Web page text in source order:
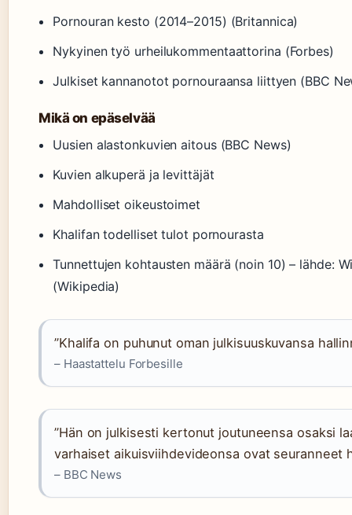
Pornouran kesto (2014–2015) (Britannica)
Nykyinen työ urheilukommentaattorina (Forbes)
Julkiset kannanotot pornouraansa liittyen (BBC
Mikä on epäselvää
Uusien alastonkuvien aitous (BBC News)
Kuvien alkuperä ja levittäjät
Mahdolliset oikeustoimet
Khalifan todelliset tulot pornourasta
Tunnettujen kohtausten määrä (noin 10) – lähde:
(Wikipedia)
”Khalifa on puhunut oman julkisuuskuvansa
– Haastattelu Forbesille
”Hän on julkisesti kertonut joutuneensa osaksi
varhaiset aikuisviihdevideonsa ovat seuranneet
– BBC News